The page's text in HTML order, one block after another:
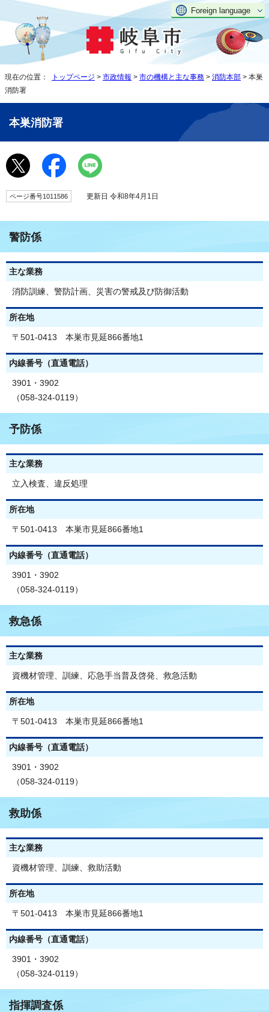
Foreign language
現在の位置： トップページ > 市政情報 > 市の機構と主な事務 > 消防本部 > 本巣
消防署
本巣消防署
ページ番号1011586 更新日 令和8年4月1日
警防係
主な業務
消防訓練、警防計画、災害の警戒及び防御活動
所在地
〒501-0413 本巣市見延866番地1
内線番号（直通電話）
3901・3902
（058-324-0119）
予防係
主な業務
立入検査、違反処理
所在地
〒501-0413 本巣市見延866番地1
内線番号（直通電話）
3901・3902
（058-324-0119）
救急係
主な業務
資機材管理、訓練、応急手当普及啓発、救急活動
所在地
〒501-0413 本巣市見延866番地1
内線番号（直通電話）
3901・3902
（058-324-0119）
救助係
主な業務
資機材管理、訓練、救助活動
所在地
〒501-0413 本巣市見延866番地1
内線番号（直通電話）
3901・3902
（058-324-0119）
指揮調査係